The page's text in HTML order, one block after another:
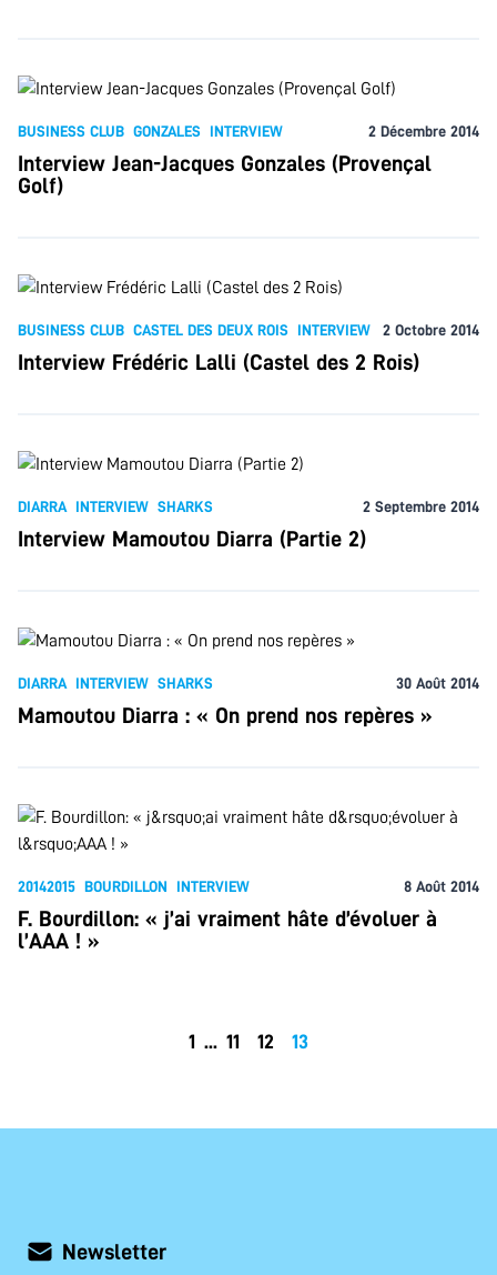
BUSINESS CLUB GONZALES INTERVIEW 2 Décembre 2014
Interview Jean-Jacques Gonzales (Provençal
Golf)
BUSINESS CLUB CASTEL DES DEUX ROIS INTERVIEW 2 Octobre 2014
Interview Frédéric Lalli (Castel des 2 Rois)
DIARRA INTERVIEW SHARKS 2 Septembre 2014
Interview Mamoutou Diarra (Partie 2)
DIARRA INTERVIEW SHARKS 30 Août 2014
Mamoutou Diarra : « On prend nos repères »
20142015 BOURDILLON INTERVIEW 8 Août 2014
F. Bourdillon: « j’ai vraiment hâte d’évoluer à
l’AAA ! »
1 ... 11 12 13
Newsletter